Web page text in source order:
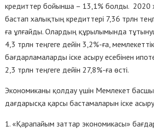
кредиттер бойынша – 13,1% болды. 2020
бастап халықтың кредиттері 7,36 трлн
ға ұлғайды. Олардың құрылымында
4,3 трлн теңгеге дейін 3,2%-ға, мемлекеттік
бағдарламаларды іске асыру есебінен
2,3 трлн теңгеге дейін 27,8%-ға өсті.
Экономиканы қолдау үшін Мемлекет
дағдарысқа қарсы бастамаларын іске
1. «Қарапайым заттар экономикасы»